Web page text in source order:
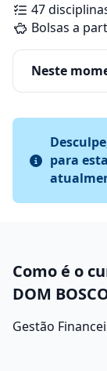
47
Bolsas a
Neste
para
Como é o
DOM
Gestão